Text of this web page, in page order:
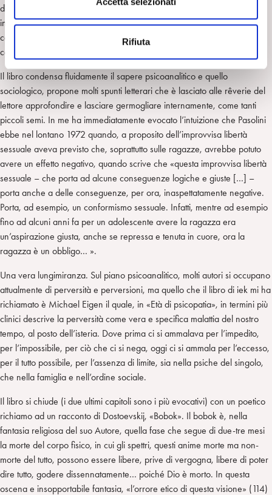
e
Rifiuta
delega, del fare al suo posto; abdica, cioè, a quella responsabilità che
invece l’Etica della psicoanalisi, per Lacan e anche per Freud, richiama
come responsabilità del soggetto, cui ineluttabilmente l’analisi ci
conduce.
Il libro condensa fluidamente il sapere psicoanalitico e quello
sociologico, propone molti spunti letterari che è lasciato alle rêverie del
lettore approfondire e lasciare germogliare internamente, come tanti
piccoli semi. In me ha immediatamente evocato l’intuizione che Pasolini
ebbe nel lontano 1972 quando, a proposito dell’improvvisa libertà
sessuale aveva previsto che, soprattutto sulle ragazze, avrebbe potuto
avere un effetto negativo, quando scrive che «questa improvvisa libertà
sessuale – che porta ad alcune conseguenze logiche e giuste […] –
porta anche a delle conseguenze, per ora, inaspettatamente negative.
Porta, ad esempio, un conformismo sessuale. Infatti, mentre ad esempio
fino ad alcuni anni fa per un adolescente avere la ragazza era
un’aspirazione giusta, anche se repressa e tenuta in cuore, ora la
ragazza è un obbligo… ».
Una vera lungimiranza. Sul piano psicoanalitico, molti autori si occupano
attualmente di perversità e perversioni, ma quello che il libro di iek mi ha
richiamato è Michael Eigen il quale, in «Età di psicopatia», in termini più
clinici descrive la perversità come vera e specifica malattia del nostro
tempo, al posto dell’isteria. Dove prima ci si ammalava per l’impedito,
per l’impossibile, per ciò che ci si nega, oggi ci si ammala per l’eccesso,
per il tutto possibile, per l’assenza di limite, sia nella psiche del singolo,
che nella famiglia e nell’ordine sociale.
Il libro si chiude (i due ultimi capitoli sono i più evocativi) con un poetico
richiamo ad un racconto di Dostoevskij, «Bobok». Il bobok è, nella
fantasia religiosa del suo Autore, quella fase che segue di due-tre mesi
la morte del corpo fisico, in cui gli spettri, questi anime morte ma non-
morte del tutto, possono essere libere, prive di vergogna, libere di poter
dire tutto, godere dissennatamente… poiché Dio è morto. In questa
oscena e insopportabile fantasia, «l’orrore etico di questa visione» (114)